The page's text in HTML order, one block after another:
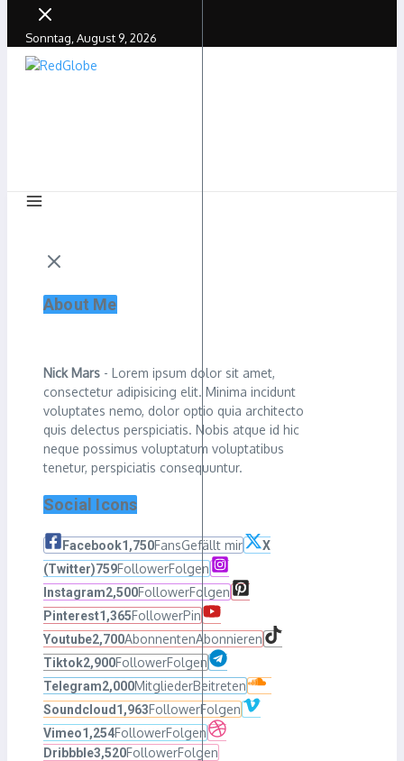
Sonntag, August 9, 2026
About Me
Nick Mars - Lorem ipsum dolor sit amet,
consectetur adipisicing elit. Minima incidunt
voluptates nemo, dolor optio quia architecto
quis delectus perspiciatis. Nobis atque id hic
neque possimus voluptatum voluptatibus
tenetur, perspiciatis consequuntur.
Social Icons
Facebook1,750FansGefällt mir
X
(Twitter)759FollowerFolgen
Instagram2,500FollowerFolgen
Pinterest1,365FollowerPin
Youtube2,700AbonnentenAbonnieren
Tiktok2,900FollowerFolgen
Telegram2,000MitgliederBeitreten
Soundcloud 1,963FollowerFolgen
Vimeo1,254FollowerFolgen
Dribbble3,520FollowerFolgen